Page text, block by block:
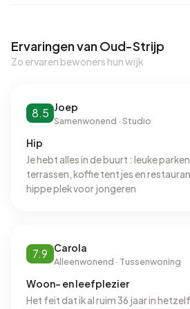
Ervaringen van Oud-Strijp
Zo ervaren bewoners hun wijk
8.5 Joep
Samenwonend · Studio
Hip
Je hebt alles in de buurt : leuke
terrassen, koffie tentjes en
hippe plek voor jongeren
7.9 Carola
Alleenwonend · Tussenwoning
Woon- en leefplezier
Het feit dat ik al ruim 36 jaar in